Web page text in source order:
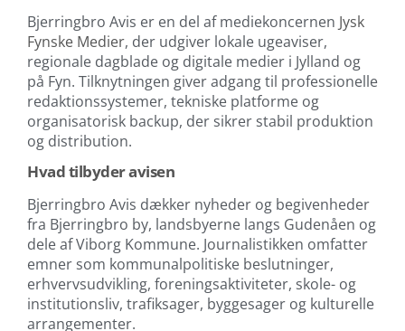
Bjerringbro Avis er en del af mediekoncernen Jysk
Fynske Medier, der udgiver lokale ugeaviser,
regionale dagblade og digitale medier i Jylland og
på Fyn. Tilknytningen giver adgang til professionelle
redaktionssystemer, tekniske platforme og
organisatorisk backup, der sikrer stabil produktion
og distribution.
Hvad tilbyder avisen
Bjerringbro Avis dækker nyheder og begivenheder
fra Bjerringbro by, landsbyerne langs Gudenåen og
dele af Viborg Kommune. Journalistikken omfatter
emner som kommunalpolitiske beslutninger,
erhvervsudvikling, foreningsaktiviteter, skole- og
institutionsliv, trafiksager, byggesager og kulturelle
arrangementer.